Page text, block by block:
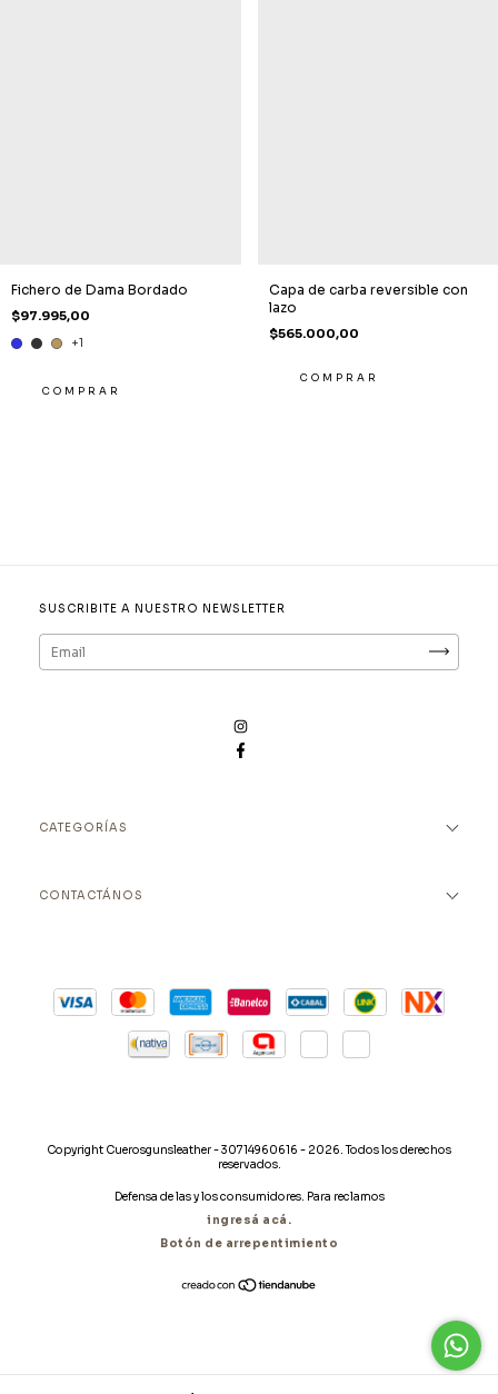
Fichero de Dama Bordado
$97.995,00
+1
COMPRAR
Capa de carba reversible con
lazo
$565.000,00
COMPRAR
SUSCRIBITE A NUESTRO NEWSLETTER
CATEGORÍAS
CONTACTÁNOS
Copyright Cuerosgunsleather - 30714960616 - 2026. Todos los derechos
reservados.
Defensa de las y los consumidores. Para reclamos
ingresá acá.
Botón de arrepentimiento